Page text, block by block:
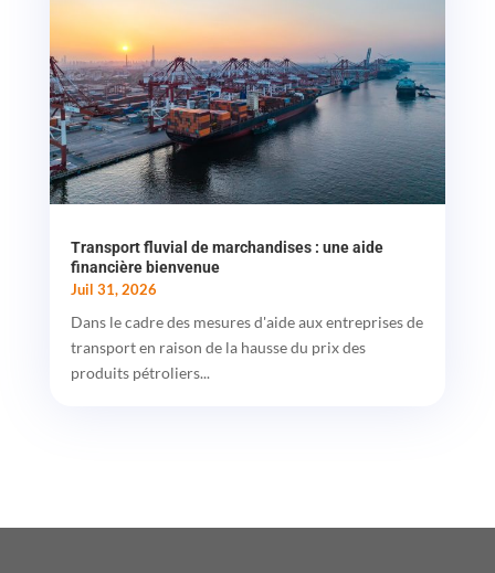
Transport fluvial de marchandises : une aide
financière bienvenue
Juil 31, 2026
Dans le cadre des mesures d'aide aux entreprises de
transport en raison de la hausse du prix des
produits pétroliers...